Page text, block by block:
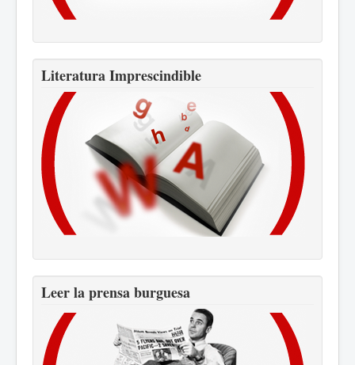
Literatura Imprescindible
Leer la prensa burguesa